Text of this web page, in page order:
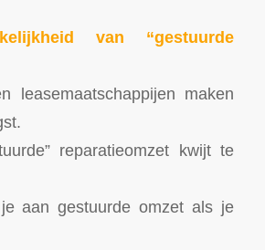
van “gestuurde
leasemaatschappijen maken
reparatieomzet kwijt te
aan gestuurde omzet als je